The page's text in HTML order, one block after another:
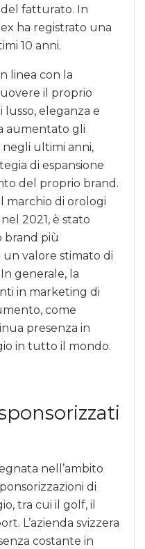
fatturato. In
ha registrato una
10 anni.
linea con la
il proprio
lusso, eleganza e
aumentato gli
ultimi anni,
di espansione
del proprio brand.
marchio di orologi
2021, è stato
brand più
valore stimato di
generale, la
in marketing di
come
presenza in
in tutto il mondo.
nell’ambito
di
tra cui il golf, il
L’azienda svizzera
costante in